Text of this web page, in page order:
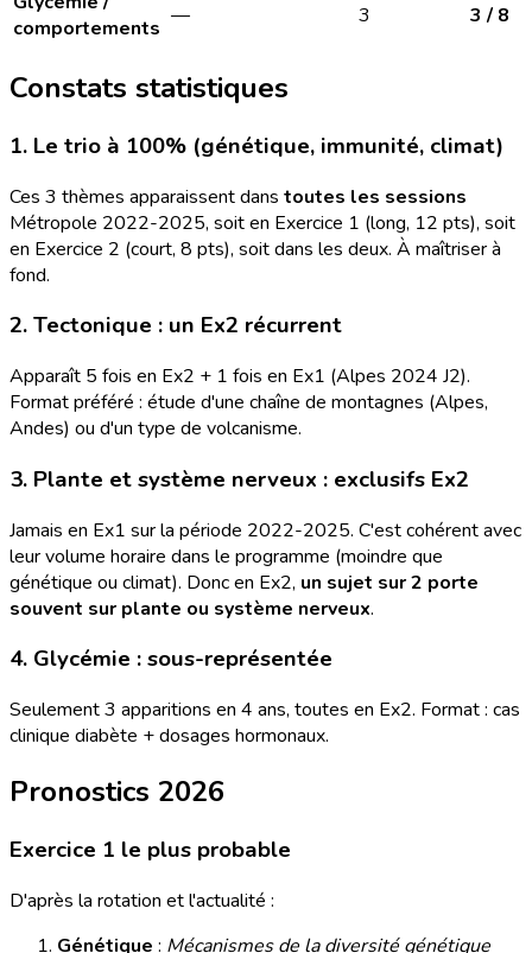
comportements — 3 3 / 8
Constats statistiques
1. Le trio à 100% (génétique, immunité, climat)
Ces 3 thèmes apparaissent dans toutes les sessions
Métropole 2022-2025, soit en Exercice 1 (long, 12 pts), soit
en Exercice 2 (court, 8 pts), soit dans les deux. À maîtriser à
fond.
2. Tectonique : un Ex2 récurrent
Apparaît 5 fois en Ex2 + 1 fois en Ex1 (Alpes 2024 J2).
Format préféré : étude d'une chaîne de montagnes (Alpes,
Andes) ou d'un type de volcanisme.
3. Plante et système nerveux : exclusifs Ex2
Jamais en Ex1 sur la période 2022-2025. C'est cohérent avec
leur volume horaire dans le programme (moindre que
génétique ou climat). Donc en Ex2, un sujet sur 2 porte
souvent sur plante ou système nerveux.
4. Glycémie : sous-représentée
Seulement 3 apparitions en 4 ans, toutes en Ex2. Format : cas
clinique diabète + dosages hormonaux.
Pronostics 2026
Exercice 1 le plus probable
D'après la rotation et l'actualité :
Génétique : Mécanismes de la diversité génétique